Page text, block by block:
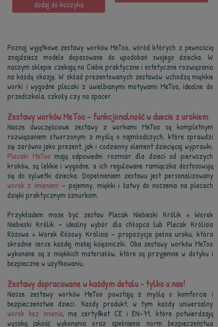
dodaj do koszyka
Poznaj wyjątkowe zestawy worków MeToo, wśród których z pewnością
znajdziesz modele dopasowane do upodobań swojego dziecka. W
naszym sklepie czekają na Ciebie praktyczne i estetyczne rozwiązania
na każdą okazję. W skład prezentowanych zestawów wchodzą miękkie
worki i wygodne plecaki z uwielbianymi motywami MeToo, idealne do
przedszkola, szkoły czy na spacer.
Zestawy worków MeToo – funkcjonalność w duecie z urokiem
Nasze dwuczęściowe zestawy z workami MeToo są kompletnym
rozwiązaniem stworzonym z myślą o najmłodszych, które sprawdzi
się zarówno jako prezent, jak i codzienny element dziecięcej wyprawki.
Plecaki MeToo mają odpowiedni rozmiar dla dzieci od pierwszych
kroków, są lekkie i wygodne, a ich regulowane ramiączka dostosowują
się do sylwetki dziecka. Dopełnieniem zestawu jest personalizowany
worek z imieniem – pojemny, miękki i łatwy do noszenia na plecach
dzięki praktycznym sznurkom.
Przykładem może być zestaw Plecak Niebieski Królik + Worek
Niebieski Królik – idealny wybór dla chłopca lub Plecak Królisia
Różowa + Worek Różowy Królisia – propozycja pełna uroku, która
skradnie serce każdej małej księżniczki. Oba zestawy worków MeToo
wykonane są z miękkich materiałów, które są przyjemne w dotyku i
bezpieczne w użytkowaniu.
Zestawy dopracowane w każdym detalu – tylko u nas!
Nasze zestawy worków MeToo powstają z myślą o komforcie i
bezpieczeństwie dzieci. Każdy produkt, w tym każdy uniwersalny
worek bez imienia, ma certyfikat CE i EN-71, które potwierdzają
wysoką jakość wykonania oraz spełnienie norm bezpieczeństwa